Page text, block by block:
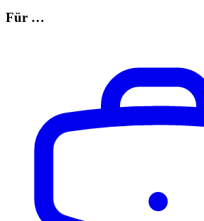
Für …